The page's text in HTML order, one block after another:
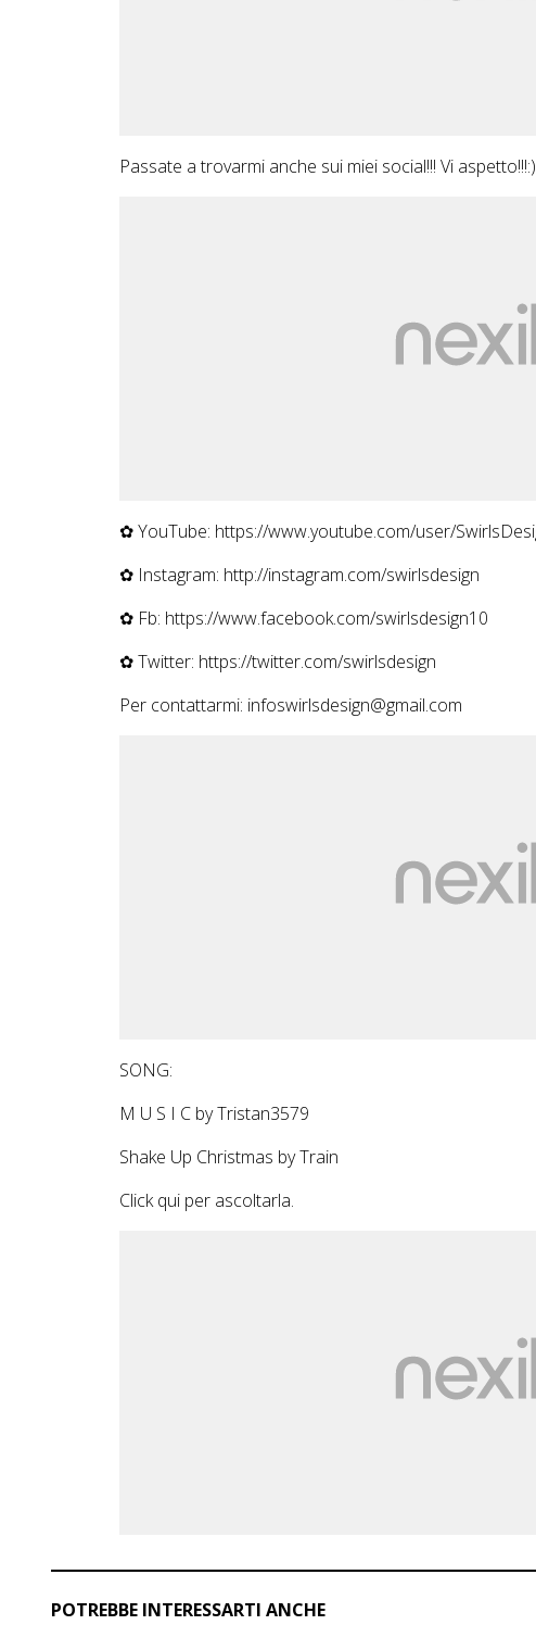
Passate a trovarmi anche sui miei social!!! Vi aspetto!!!:)
✿ YouTube: https://www.youtube.com/user/
✿ Instagram: http://instagram.com/swirlsdesign
✿ Fb: https://www.facebook.com/swirlsdesign10
✿ Twitter: https://twitter.com/swirlsdesign
Per contattarmi: infoswirlsdesign@gmail.com
SONG:
M U S I C by Tristan3579
Shake Up Christmas by Train
Clickquiper ascoltarla.
POTREBBE INTERESSARTI ANCHE